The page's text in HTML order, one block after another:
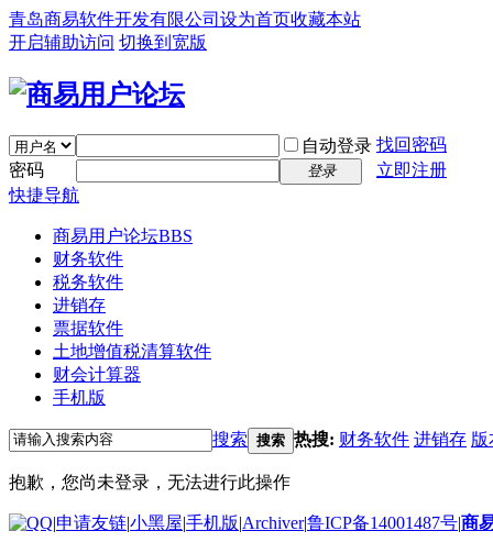
青岛商易软件开发有限公司 设为首页收藏本站
开启辅助访问 切换到宽版
自动登录 找回密码
密码
登录
立即注册
快捷导航
商易用户论坛BBS
财务软件
税务软件
进销存
票据软件
土地增值税清算软件
财会计算器
手机版
搜索 搜索 热搜: 财务软件 进销存 版
抱歉，您尚未登录，无法进行此操作
|申请友链|小黑屋|手机版|Archiver|鲁ICP备14001487号|商